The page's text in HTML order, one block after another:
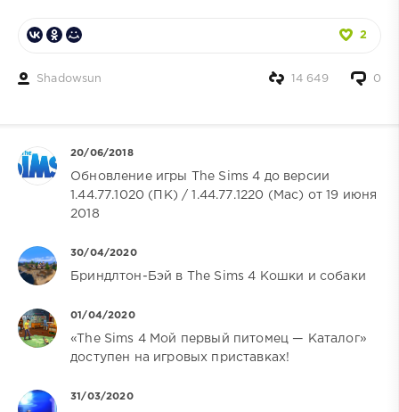
2
Shadowsun 0
14 649
20/06/2018
Обновление игры The Sims 4 до версии
1.44.77.1020 (ПК) / 1.44.77.1220 (Mac) от 19 июня
2018
30/04/2020
Бриндлтон-Бэй в The Sims 4 Кошки и собаки
01/04/2020
«The Sims 4 Мой первый питомец — Каталог»
доступен на игровых приставках!
31/03/2020